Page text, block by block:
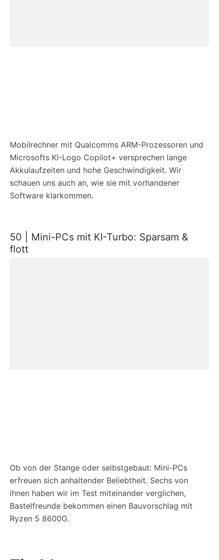
Mobilrechner mit Qualcomms ARM-Prozessoren und
Microsofts KI-Logo Copilot+ versprechen lange
Akkulaufzeiten und hohe Geschwindigkeit. Wir
schauen uns auch an, wie sie mit vorhandener
Software klarkommen.
50 | Mini-PCs mit KI-Turbo: Sparsam &
flott
Ob von der Stange oder selbstgebaut: Mini-PCs
erfreuen sich anhaltender Beliebtheit. Sechs von
ihnen haben wir im Test miteinander verglichen,
Bastelfreunde bekommen einen Bauvorschlag mit
Ryzen 5 8600G.